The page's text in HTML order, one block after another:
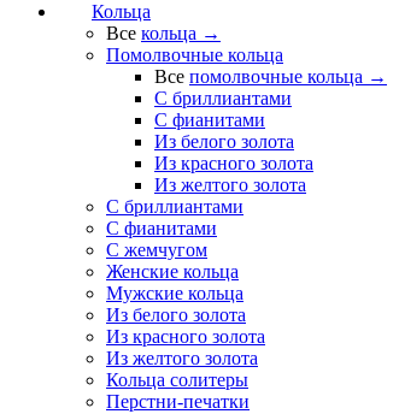
Кольца
Все кольца →
Помолвочные кольца
Все помолвочные кольца →
С бриллиантами
С фианитами
Из белого золота
Из красного золота
Из желтого золота
С бриллиантами
С фианитами
С жемчугом
Женские кольца
Мужские кольца
Из белого золота
Из красного золота
Из желтого золота
Кольца солитеры
Перстни-печатки